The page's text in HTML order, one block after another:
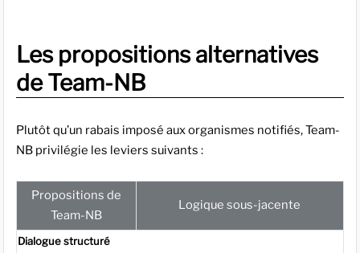
Les propositions alternatives
de Team-NB
Plutôt qu’un rabais imposé aux organismes notifiés, Team-
NB privilégie les leviers suivants :
Propositions de
Team-NB
Logique sous-jacente
Dialogue structuré